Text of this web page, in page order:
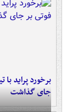
جای گذاشت